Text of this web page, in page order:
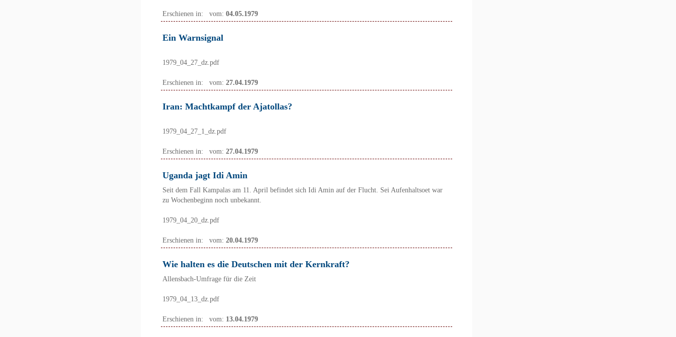
Erschienen in: vom:04.05.1979
Ein Warnsignal
1979_04_27_dz.pdf
Erschienen in: vom:27.04.1979
Iran: Machtkampf der Ajatollas?
1979_04_27_1_dz.pdf
Erschienen in: vom:27.04.1979
Uganda jagt Idi Amin
Seit dem Fall Kampalas am 11. April befindet sich Idi Amin auf der Flucht. Sei Aufenhaltsoet war
zu Wochenbeginn noch unbekannt.
1979_04_20_dz.pdf
Erschienen in: vom:20.04.1979
Wie halten es die Deutschen mit der Kernkraft?
Allensbach-Umfrage für die Zeit
1979_04_13_dz.pdf
Erschienen in: vom: 13.04.1979